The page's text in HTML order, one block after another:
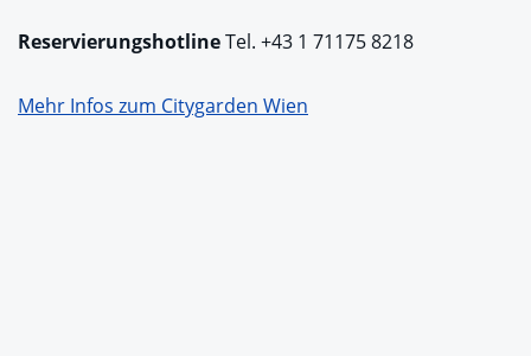
ReservierungshotlineTel. +43 1 71175 8218
Mehr Infos zum Citygarden Wien